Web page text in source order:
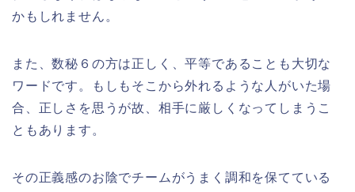
かもしれません。
また、数秘６の方は正しく、平等であることも大切な
ワードです。もしもそこから外れるような人がいた場
合、正しさを思うが故、相手に厳しくなってしまうこ
ともあります。
その正義感のお陰でチームがうまく調和を保てている